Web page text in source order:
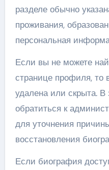
разделе обычно
проживания,
персональная
Если вы не можете
странице профиля, то
удалена или скрыта.
обратиться к
для уточнения
восстановления
Если биография